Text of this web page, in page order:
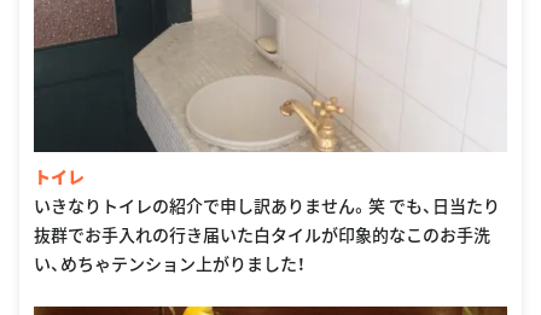
トイレ
いきなりトイレの紹介で申し訳ありません。笑 でも、日当たり
抜群でお手入れの行き届いた白タイルが印象的なこのお手洗
い、めちゃテンション上がりました！